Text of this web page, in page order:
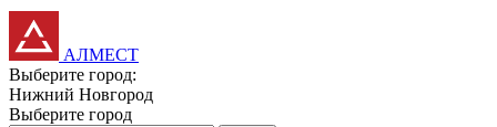
АЛМЕСТ
Выберите город:
Нижний Новгород
Выберите город